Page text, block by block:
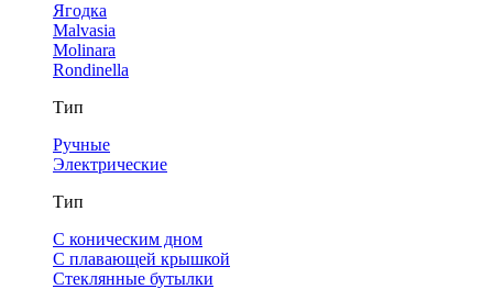
Ягодка
Malvasia
Molinara
Rondinella
Тип
Ручные
Электрические
Тип
С коническим дном
С плавающей крышкой
Стеклянные бутылки